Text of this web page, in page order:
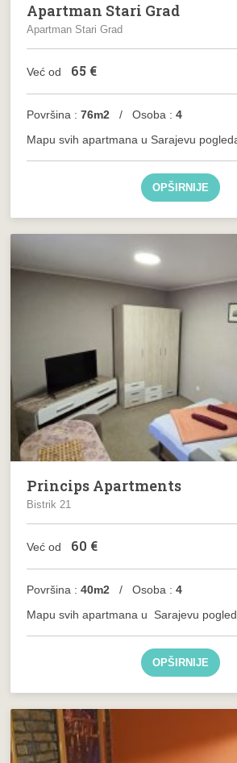
Apartman Stari Grad
Apartman Stari Grad
Već od 65 €
Površina :76m2 / Osoba : 4
Mapu svih apartmana u Sarajevu
OPŠIRNIJE
Princips Apartments
Bistrik 21
Već od 60 €
Površina : 40m2 / Osoba :4
Mapu svih apartmana u Sarajevu
OPŠIRNIJE